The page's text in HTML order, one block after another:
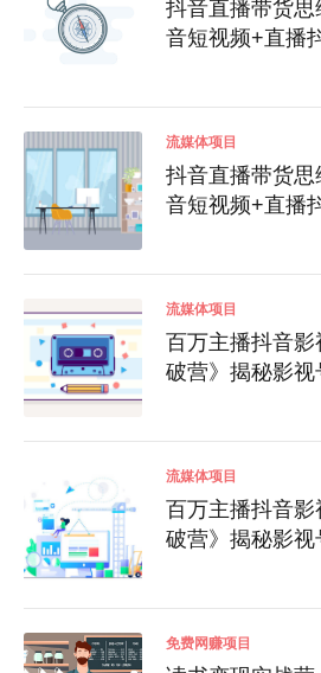
抖音直播带货
音短视频+直播
流媒体项目
抖音直播带货
音短视频+直播
流媒体项目
百万主播抖音
破营》揭秘影
流媒体项目
百万主播抖音
破营》揭秘影
免费网赚项目